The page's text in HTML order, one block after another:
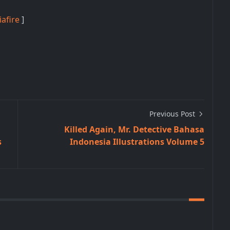
]
Previous Post
Killed Again, Mr. Detective Bahasa
Indonesia Illustrations Volume 5